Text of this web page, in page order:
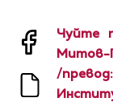
Чуйте
Митов-
/